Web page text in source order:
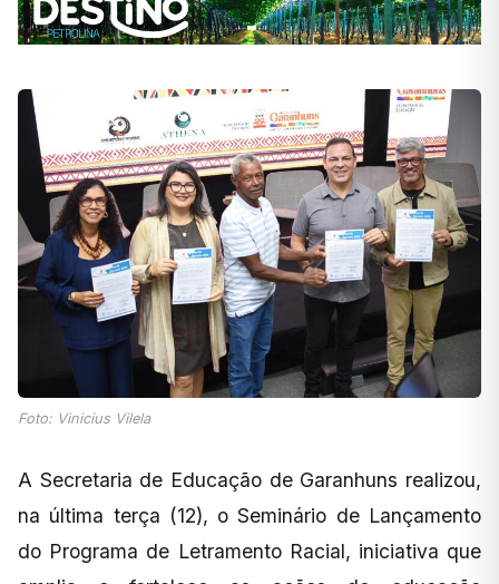
Foto: Vinicius Vilela
A Secretaria de Educação de Garanhuns realizou,
na última terça (12), o Seminário de Lançamento
do Programa de Letramento Racial, iniciativa que